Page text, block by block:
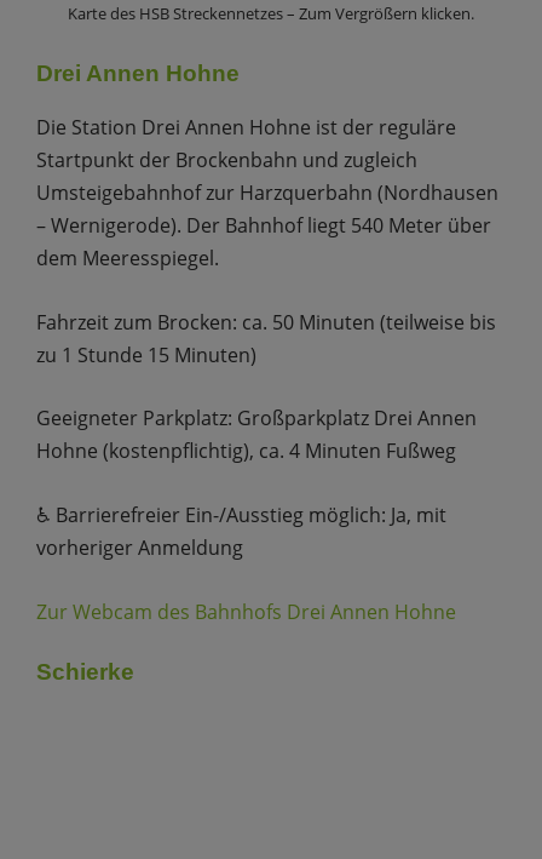
Karte des HSB Streckennetzes – Zum Vergrößern klicken.
Drei Annen Hohne
Die Station Drei Annen Hohne ist der reguläre
Startpunkt der Brockenbahn und zugleich
Umsteigebahnhof zur Harzquerbahn (Nordhausen
– Wernigerode). Der Bahnhof liegt 540 Meter über
dem Meeresspiegel.
Fahrzeit zum Brocken: ca. 50 Minuten (teilweise bis
zu 1 Stunde 15 Minuten)
Geeigneter Parkplatz: Großparkplatz Drei Annen
Hohne (kostenpflichtig), ca. 4 Minuten Fußweg
♿️ Barrierefreier Ein-/Ausstieg möglich: Ja, mit
vorheriger Anmeldung
Zur Webcam des Bahnhofs Drei Annen Hohne
Schierke